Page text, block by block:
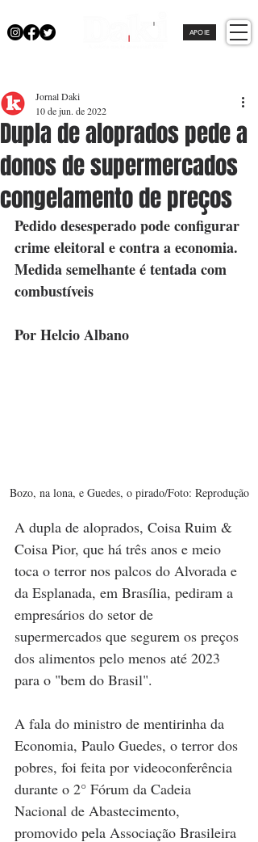
APOIE
Dupla de aloprados pede a
donos de supermercados
congelamento de preços
Jornal Daki
10 de jun. de 2022
Pedido desesperado pode configurar
crime eleitoral e contra a economia.
Medida semelhante é tentada com
combustíveis
Por Helcio Albano
Bozo, na lona, e Guedes, o pirado/Foto: Reprodução
A dupla de aloprados, Coisa Ruim &
Coisa Pior, que há três anos e meio
toca o terror nos palcos do Alvorada e
da Esplanada, em Brasília, pediram a
empresários do setor de
supermercados que segurem os preços
dos alimentos pelo menos até 2023
para o "bem do Brasil".
A fala do ministro de mentirinha da
Economia, Paulo Guedes, o terror dos
pobres, foi feita por videoconferência
durante o 2° Fórum da Cadeia
Nacional de Abastecimento,
promovido pela Associação Brasileira